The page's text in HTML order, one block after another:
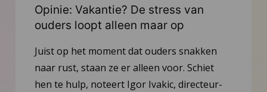
Opinie: Vakantie? De stress van
ouders loopt alleen maar op
Juist op het moment dat ouders snakken
naar rust, staan ze er alleen voor. Schiet
hen te hulp, noteert Igor Ivakic, directeur-